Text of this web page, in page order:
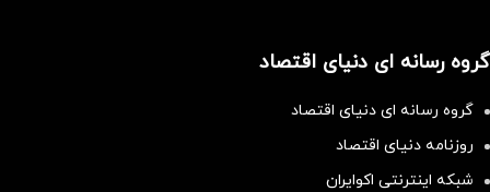
گروه رسانه ای دنیای اقتصاد
گروه رسانه ای دنیای اقتصاد
روزنامه دنیای اقتصاد
شبکه اینترنتی اکوایران